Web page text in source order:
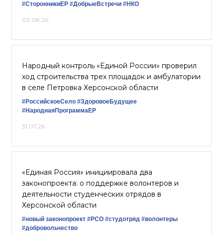
#СторонникиЕР #ДобрыеВстречи #НКО
03.08.26
Народный контроль «Единой России» проверил
ход строительства трех площадок и амбулатории
в селе Петровка Херсонской области
#РоссийскоеСело #ЗдоровоеБудущее
#НароднаяПрограммаЕР
31.07.26
«Единая Россия» инициировала два
законопроекта: о поддержке волонтеров и
деятельности студенческих отрядов в
Херсонской области
#новый законопроект #РСО #студотряд #волонтеры
#добровольчество